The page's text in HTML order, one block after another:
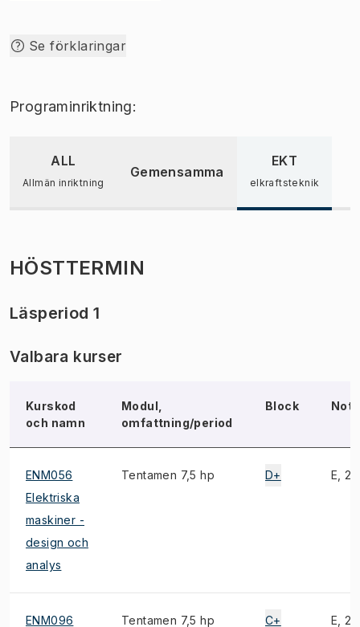
Se förklaringar
Programinriktning:
ALL
Allmän inriktning
Gemensamma
EKT
elkraftsteknik
HÖSTTERMIN
Läsperiod 1
Valbara kurser
Kurskod
och namn
Modul,
omfattning/period
Block Not
ENM056
Elektriska
maskiner -
design och
analys
Tentamen 7,5 hp D+ E, 2)
ENM096
Tentamen 7,5 hp C+ E, 2)